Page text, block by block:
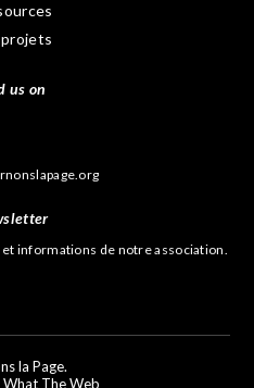
us on
informations de notre association.
la Page.
The Web